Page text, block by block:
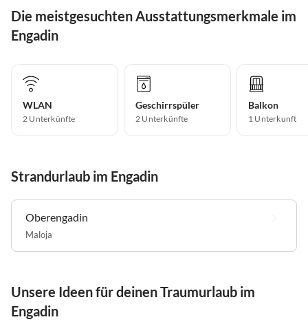
Die meistgesuchten Ausstattungsmerkmale im
Engadin
WLAN
2 Unterkünfte
Geschirrspüler
2 Unterkünfte
Balkon
1 Unterkunft
Strandurlaub im Engadin
Oberengadin
Maloja
Unsere Ideen für deinen Traumurlaub im
Engadin